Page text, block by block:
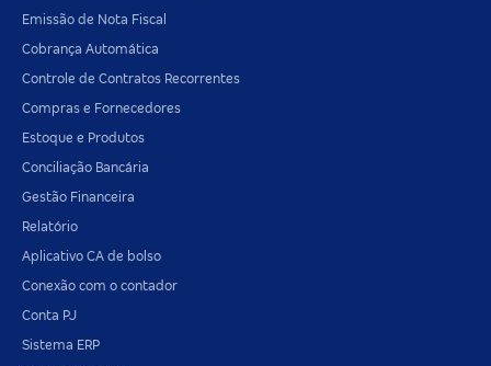
Emissão de Nota Fiscal
Cobrança Automática
Controle de Contratos Recorrentes
Compras e Fornecedores
Estoque e Produtos
Conciliação Bancária
Gestão Financeira
Relatório
Aplicativo CA de bolso
Conexão com o contador
Conta PJ
Sistema ERP